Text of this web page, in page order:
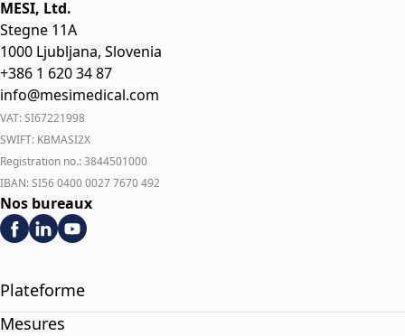
MESI, Ltd.
Stegne 11A
1000 Ljubljana, Slovenia
+386 1 620 34 87
info@mesimedical.com
VAT: SI67221998
SWIFT: KBMASI2X
Registration no.: 3844501000
IBAN: SI56 0400 0027 7670 492
Nos bureaux
Plateforme
Mesures